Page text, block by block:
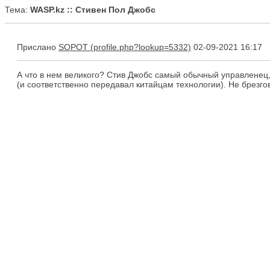
Тема: WASP.kz :: Стивен Пол Джобс
Прислано SOPOT 02-09-2021 16:17
А что в нем великого? Стив Джобс самый обычный
(и соответственно передавал китайцам технологии). Не